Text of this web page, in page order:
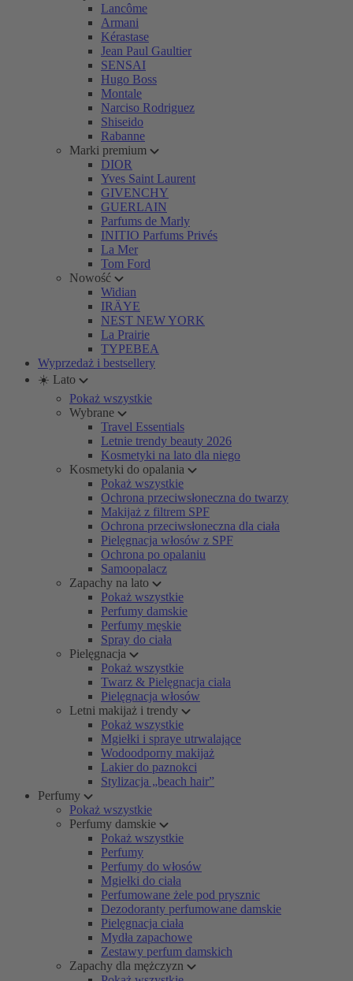
Lancôme
Armani
Kérastase
Jean Paul Gaultier
SENSAI
Hugo Boss
Montale
Narciso Rodriguez
Shiseido
Rabanne
Marki premium
DIOR
Yves Saint Laurent
GIVENCHY
GUERLAIN
Parfums de Marly
INITIO Parfums Privés
La Mer
Tom Ford
Nowość
Widian
IRÄYE
NEST NEW YORK
La Prairie
TYPEBEA
Wyprzedaż i bestsellery
☀️ Lato
Pokaż wszystkie
Wybrane
Travel Essentials
Letnie trendy beauty 2026
Kosmetyki na lato dla niego
Kosmetyki do opalania
Pokaż wszystkie
Ochrona przeciwsłoneczna do twarzy
Makijaż z filtrem SPF
Ochrona przeciwsłoneczna dla ciała
Pielęgnacja włosów z SPF
Ochrona po opalaniu
Samoopalacz
Zapachy na lato
Pokaż wszystkie
Perfumy damskie
Perfumy męskie
Spray do ciała
Pielęgnacja
Pokaż wszystkie
Twarz & Pielęgnacja ciała
Pielęgnacja włosów
Letni makijaż i trendy
Pokaż wszystkie
Mgiełki i spraye utrwalające
Wodoodporny makijaż
Lakier do paznokci
Stylizacja „beach hair”
Perfumy
Pokaż wszystkie
Perfumy damskie
Pokaż wszystkie
Perfumy
Perfumy do włosów
Mgiełki do ciała
Perfumowane żele pod prysznic
Dezodoranty perfumowane damskie
Pielęgnacja ciała
Mydła zapachowe
Zestawy perfum damskich
Zapachy dla mężczyzn